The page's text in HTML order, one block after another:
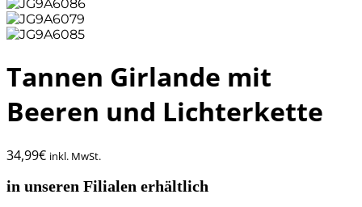
Tannen Girlande mit
Beeren und Lichterkette
34,99€ inkl. MwSt.
in unseren Filialen erhältlich